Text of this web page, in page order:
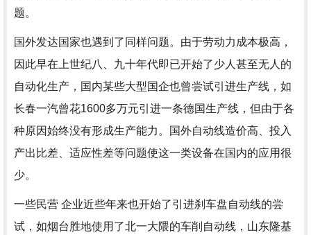
题。
国外发达国家也遇到了同样问题。由于劳动力成本极高，
因此早在上世纪八、九十年代即已开始了少人甚至无人的
自动化生产，国内某些大型国企也曾尝试引进生产线，如
长春一汽曾花1600多万元引进一条德国生产线，但由于各
种原因始终没有形成生产能力。国外自动线造价高、投入
产出比差、适应性差等问题使这一类设备在国内的应用很
少。
一些民营 企业近些年来也开始了引进刹车盘自动线的尝
试，如烟台胜地使用了北一大隈的车削自动线，山东隆基